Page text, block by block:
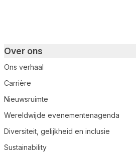
Over ons
Ons verhaal
Carrière
Nieuwsruimte
Wereldwijde evenementenagenda
Diversiteit, gelijkheid en inclusie
Sustainability